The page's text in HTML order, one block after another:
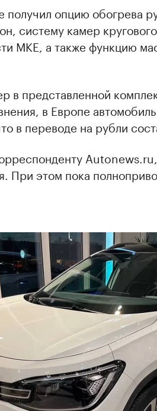
получил опцию обогрева
систему камер
MKE, а также функцию
в представленной
в Европе
в переводе на рубли
При этом пока